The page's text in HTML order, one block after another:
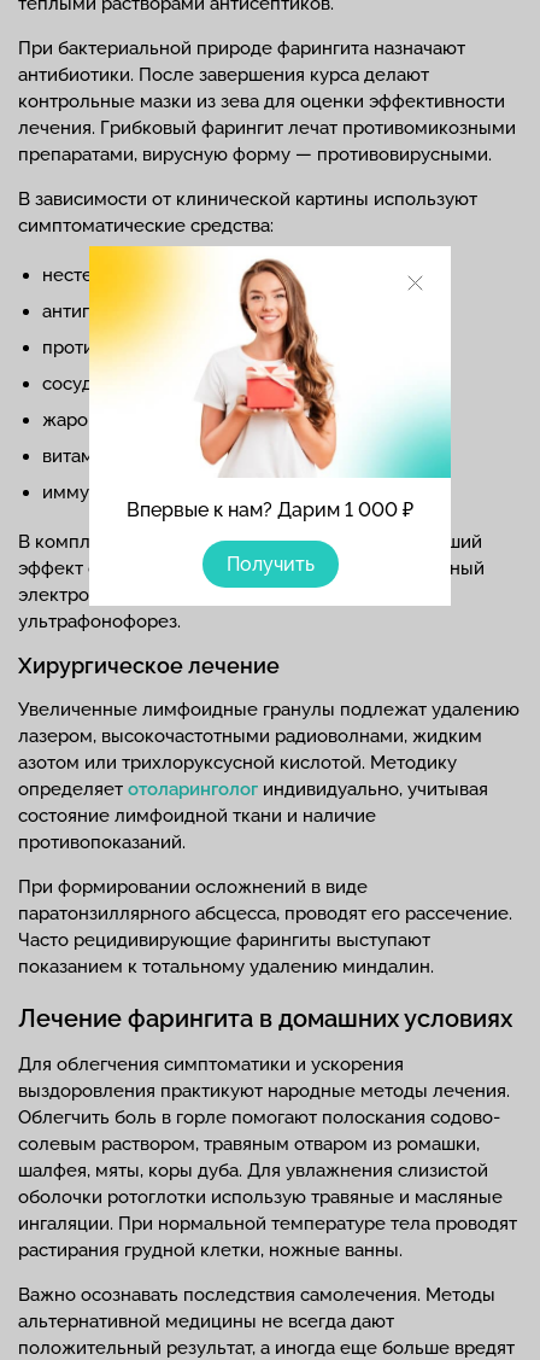
Впервые к нам? Дарим 1 000 ₽
Получить
При бактериальной природе фарингита назначают
антибиотики. После завершения курса делают
контрольные мазки из зева для оценки эффективности
лечения. Грибковый фарингит лечат противомикозными
препаратами, вирусную форму — противовирусными.
В зависимости от клинической картины используют
симптоматические средства:
нестероидные противовоспалительные,
антигистаминные,
противокашлевые,
сосудосуживающие капли в нос,
жаропонижающие,
витаминные комплексы,
иммуномодуляторы.
В комплексе с медикаментозной терапией хороший
эффект оказывают физиопроцедуры: лекарственный
электрофорез, магнитотерапия, УФО-терапия и
ультрафонофорез.
Хирургическое лечение
Увеличенные лимфоидные гранулы подлежат удалению
лазером, высокочастотными радиоволнами, жидким
азотом или трихлоруксусной кислотой. Методику
определяет отоларинголог индивидуально, учитывая
состояние лимфоидной ткани и наличие
противопоказаний.
При формировании осложнений в виде
паратонзиллярного абсцесса, проводят его рассечение.
Часто рецидивирующие фарингиты выступают
показанием к тотальному удалению миндалин.
Лечение фарингита в домашних условиях
Для облегчения симптоматики и ускорения
выздоровления практикуют народные методы лечения.
Облегчить боль в горле помогают полоскания содово-
солевым раствором, травяным отваром из ромашки,
шалфея, мяты, коры дуба. Для увлажнения слизистой
оболочки ротоглотки использую травяные и масляные
ингаляции. При нормальной температуре тела проводят
растирания грудной клетки, ножные ванны.
Важно осознавать последствия самолечения. Методы
альтернативной медицины не всегда дают
положительный результат, а иногда еще больше вредят